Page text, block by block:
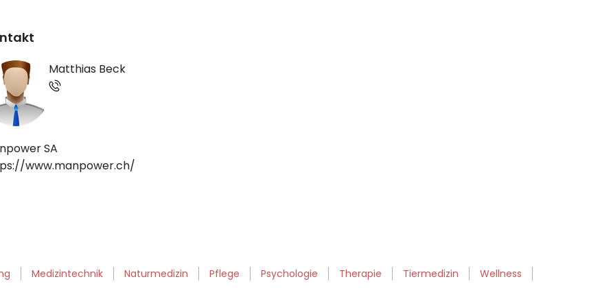
Matthias Beck
SA
www.manpower.ch/
Medizintechnik Naturmedizin Pflege Psychologie Therapie Tiermedizin
Wellness